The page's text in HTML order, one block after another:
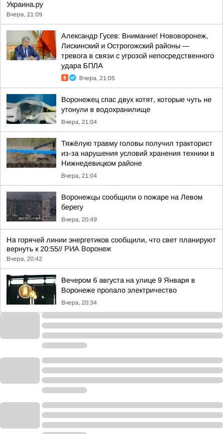
Украина.ру
Вчера, 21:09
Александр Гусев: Внимание! Нововоронеж,
Лискинский и Острогожский районы —
тревога в связи с угрозой непосредственного
удара БПЛА
Вчера, 21:05
Воронежец спас двух котят, которые чуть не
утонули в водохранилище
Вчера, 21:04
Тяжёлую травму головы получил тракторист
из-за нарушения условий хранения техники в
Нижнедевицком районе
Вчера, 21:04
Воронежцы сообщили о пожаре на Левом
берегу
Вчера, 20:49
На горячей линии энергетиков сообщили, что свет планируют
вернуть к 20:55// РИА Воронеж
Вчера, 20:42
Вечером 6 августа на улице 9 Января в
Воронеже пропало электричество
Вчера, 20:34